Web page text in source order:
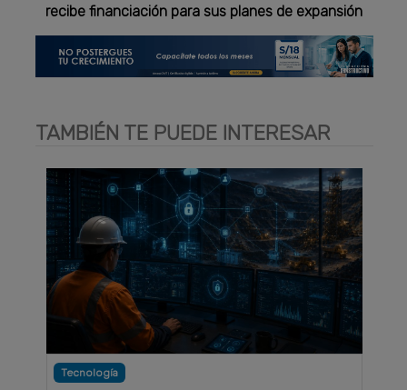
recibe financiación para sus planes de expansión
TAMBIÉN TE PUEDE INTERESAR
Tecnología